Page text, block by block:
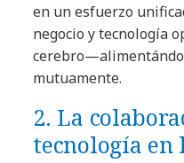
en un esfuerzo
negocio y tecnología
mutuamente.
2. La
tecnología en